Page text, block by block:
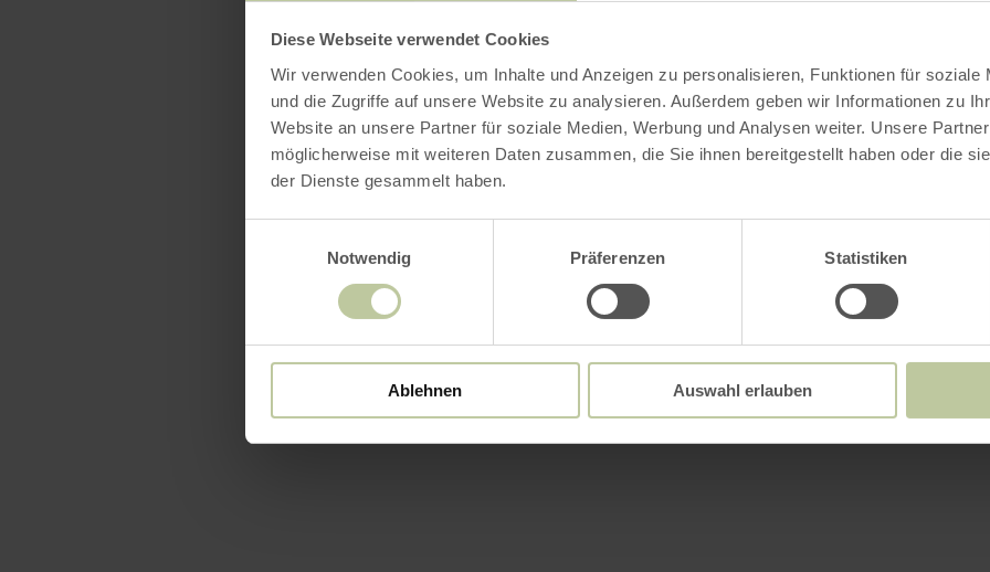
Diese Webseite verwendet Cookies
Wir verwenden Cookies, um Inhalte und Anzeigen zu personalisieren, Funktionen für soziale
und die Zugriffe auf unsere Website zu analysieren. Außerdem geben wir Informationen zu
Website an unsere Partner für soziale Medien, Werbung und Analysen weiter. Unsere
möglicherweise mit weiteren Daten zusammen, die Sie ihnen bereitgestellt haben oder die
der Dienste gesammelt haben.
Notwendig
Präferenzen Statistiken
Ablehnen Auswahl erlauben